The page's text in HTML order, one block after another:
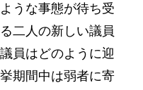
うな事態が待ち受
二人の新しい議員
員はどのように迎
期間中は弱者に寄